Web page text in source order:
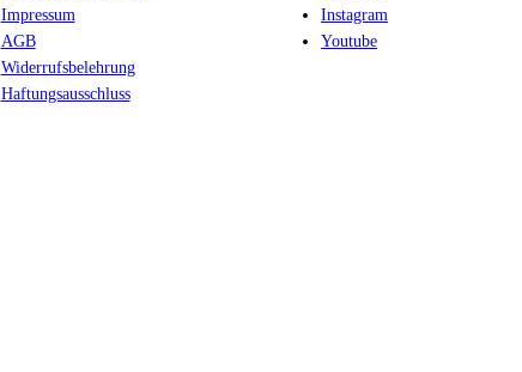
Impressum
AGB
Widerrufsbelehrung
Haftungsausschluss
Instagram
Youtube